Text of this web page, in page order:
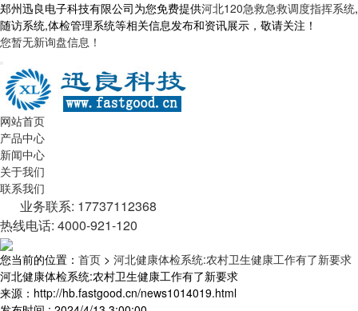
郑州迅良电子科技有限公司为您免费提供河北120急救急救调度指挥系统,
随访系统,体检管理系统等相关信息发布和资讯展示，敬请关注！
您暂无新询盘信息！
网站首页
产品中心
新闻中心
关于我们
联系我们
业务联系: 17737112368
热线电话: 4000-921-120
您当前的位置： 首页 > 河北健康体检系统:农村卫生健康工作有了新要求
河北健康体检系统:农村卫生健康工作有了新要求
来源：http://hb.fastgood.cn/news1014019.html